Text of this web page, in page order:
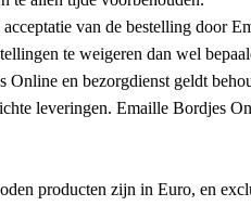
van de bestelling door
te weigeren dan wel
en bezorgdienst geldt
leveringen. Emaille Bordjes
producten zijn in Euro, en